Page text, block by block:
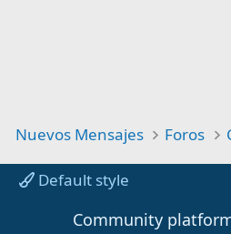
Nuevos Mensajes Foros
Default style
Community